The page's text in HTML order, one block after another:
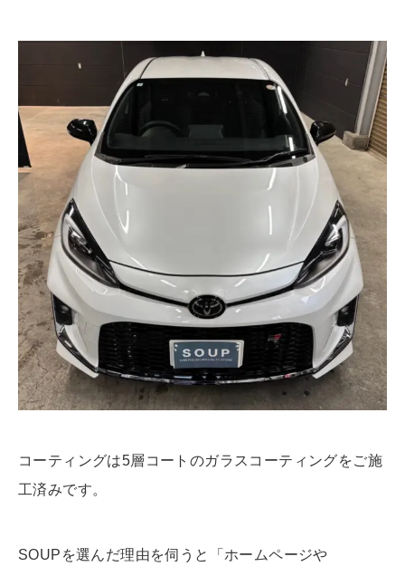
コーティングは5層コートのガラスコーティングをご施
工済みです。
SOUPを選んだ理由を伺うと「ホームページや